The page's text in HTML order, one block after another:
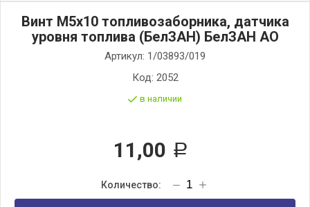
Винт М5х10 топливозаборника, датчика
уровня топлива (БелЗАН) БелЗАН АО
Артикул: 1/03893/019
Код: 2052
в наличии
11,00 Р